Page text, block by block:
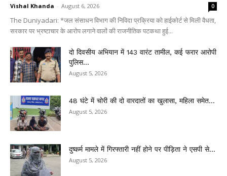
Vishal Khanda - August 6, 2026 0
The Duniyadari: *जल संसाधन विभाग की निविदा प्रक्रिया को हाईकोर्ट से मिली वैधता,
सरकार पर भ्रष्टाचार के आरोप लगाने वालों की राजनीतिक पटकथा हुई...
दो दिवसीय अभियान में 143 वारंट तामील, कई फरार आरोपी
पुलिस...
August 5, 2026
48 घंटे में चोरी की दो वारदातों का खुलासा, महिला समेत...
August 5, 2026
दुष्कर्म मामले में गिरफ्तारी नहीं होने पर पीड़िता ने एसपी से...
August 5, 2026